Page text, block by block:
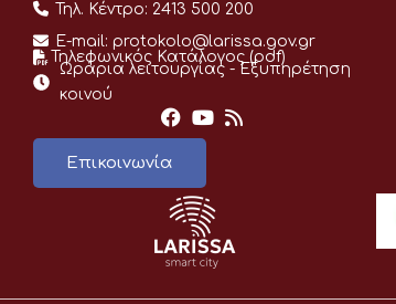
Τηλ. Κέντρο: 2413 500 200
E-mail: protokolo@larissa.gov.gr
Τηλεφωνικός Κατάλογος (pdf)
Ωράρια λειτουργίας - Eξυπηρέτηση
κοινού
Επικοινωνία